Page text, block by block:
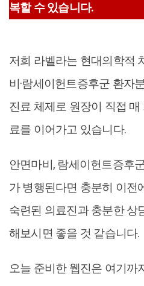
복할 수 있습니다.
저희 라벨라는 현대의학적
비·람세이헌트증후군 환자
진료 체제로 원장이 직접
료를 이어가고 있습니다.
안면마비, 람세이헌트증후
가 병행된다면 충분히 이전
숙련된 의료진과 충분한 상
해보시면 좋을 것 같습니다.
오늘 준비한 웹진은 여기까